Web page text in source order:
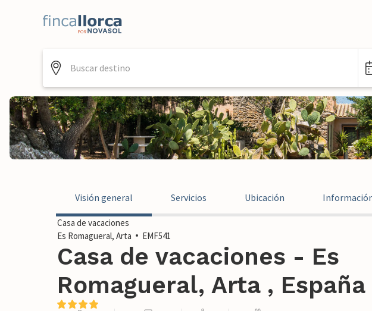
Visión general Servicios Ubicación
Casa de vacaciones
Es Romagueral, Arta
EMF541
Casa de vacaciones - Es
Romagueral, Arta , España